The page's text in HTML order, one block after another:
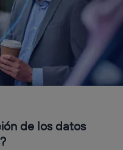
de los datos